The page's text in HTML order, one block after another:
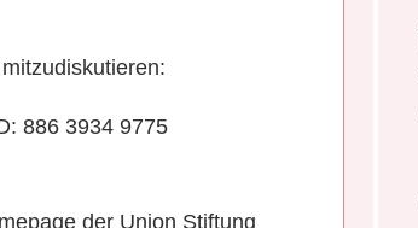
886 3934 9775
der Union Stiftung